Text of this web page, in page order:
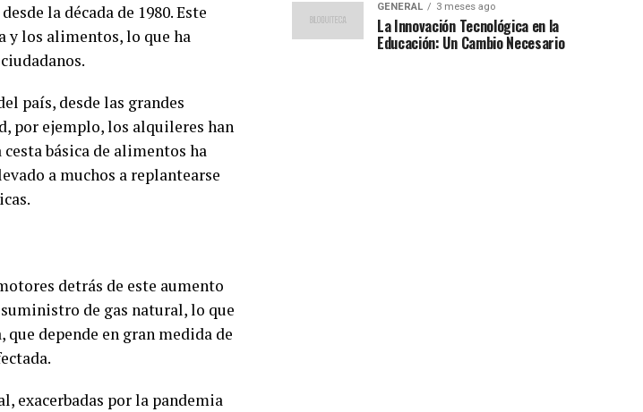
la década de 1980. Este
y los alimentos, lo que ha
país, desde las grandes
por ejemplo, los alquileres han
básica de alimentos ha
a muchos a replantearse
detrás de este aumento
de gas natural, lo que
depende en gran medida de
exacerbadas por la pandemia
GENERAL 3 meses ago
La Innovación Tecnológica en la
Educación: Un Cambio Necesario